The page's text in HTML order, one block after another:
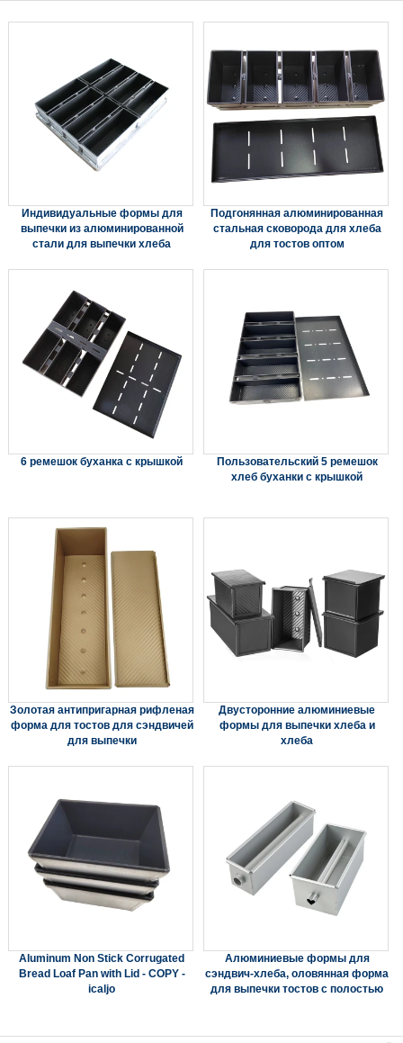
Индивидуальные формы для
выпечки из алюминированной
стали для выпечки хлеба
Подгонянная алюминированная
стальная сковорода для хлеба
для тостов оптом
6 ремешок буханка с крышкой
Пользовательский 5 ремешок
хлеб буханки с крышкой
Золотая антипригарная рифленая
форма для тостов для сэндвичей
для выпечки
Двусторонние алюминиевые
формы для выпечки хлеба и
хлеба
Aluminum Non Stick Corrugated
Bread Loaf Pan with Lid - COPY -
icaljo
Алюминиевые формы для
сэндвич-хлеба, оловянная форма
для выпечки тостов с полостью